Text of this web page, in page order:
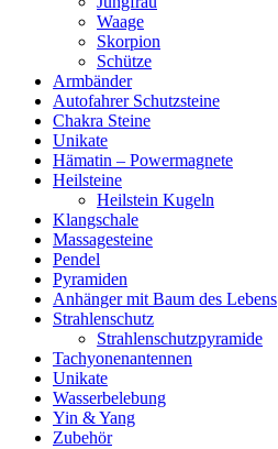
Waage
Skorpion
Schütze
Armbänder
Autofahrer Schutzsteine
Chakra Steine
Unikate
Hämatin – Powermagnete
Heilsteine
Heilstein Kugeln
Klangschale
Massagesteine
Pendel
Pyramiden
Anhänger mit Baum des Lebens
Strahlenschutz
Strahlenschutzpyramide
Tachyonenantennen
Unikate
Wasserbelebung
Yin & Yang
Zubehör